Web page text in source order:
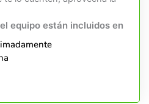
equipo están incluidos en